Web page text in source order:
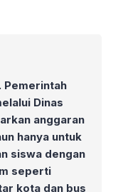
Pemerintah
Dinas
anggaran
hanya untuk
siswa dengan
seperti
kota dan bus